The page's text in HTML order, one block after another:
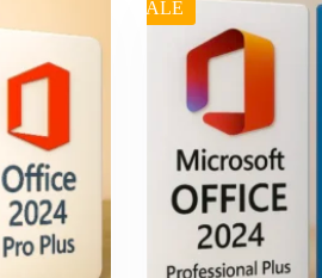
SALE